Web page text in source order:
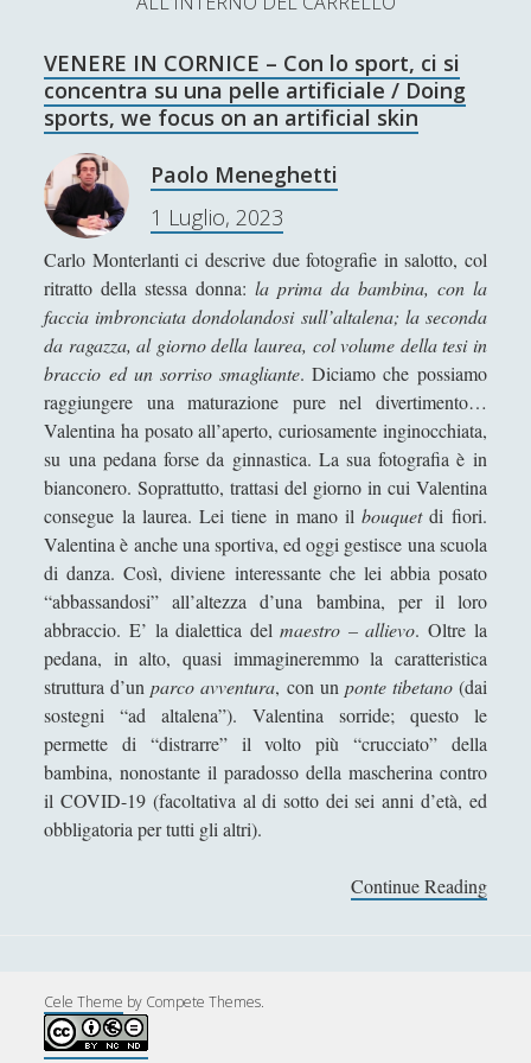
Contatti & Collabora!
La nostra storia
t
w
i
t
t
e
r
f
a
c
e
b
o
o
k
y
o
u
t
u
e
CERCA
S
a
r
h
SUPPORT US
Se apprezzi il nostro lavoro, puoi effettuare una
donazione tramite PayPal!
Contenuti
► Antologia(4)
► Filosofia(799)
► Saggi(72)
► Scienza
► Storia (144)
► Libri Recensiti(441)
► Random(28)
► Azione Filosofica (4)
► Cinema e Serie
VENERE IN CORNICE – Con lo sport, ci si
concentra su una pelle artificiale / Doing
sports, we focus on an artificial skin
Paolo Meneghetti
1 Luglio, 2023
Carlo Monterlanti ci descrive due fotografie in salotto, col
ritratto della stessa donna:la prima da bambina, con la
faccia imbronciata dondolandosi sull’altalena; la seconda
da ragazza, al giorno della laurea, col volume della tesi in
braccio ed un sorriso smagliante. Diciamo che possiamo
raggiungere una maturazione pure nel divertimento…
Valentina ha posato all’aperto, curiosamente inginocchiata,
su una pedana forse da ginnastica. La sua fotografia è in
bianconero. Soprattutto, trattasi del giorno in cui Valentina
consegue la laurea. Lei tiene in mano ilbouquetdi fiori.
Valentina è anche una sportiva, ed oggi gestisce una scuola
di danza. Così, diviene interessante che lei abbia posato
“abbassandosi” all’altezza d’una bambina, per il loro
abbraccio. E’ la dialettica delmaestro – allievo. Oltre la
pedana, in alto, quasi immagineremmo la caratteristica
struttura d’unparco avventura, con un ponte tibetano(dai
sostegni “ad altalena”). Valentina sorride; questo le
permette di “distrarre” il volto più “crucciato” della
bambina, nonostante il paradosso della mascherina contro
il COVID-19 (facoltativa al di sotto dei sei anni d’età, ed
obbligatoria per tutti gli altri).
Continue ReadingV
Cele Theme by Compete Themes.